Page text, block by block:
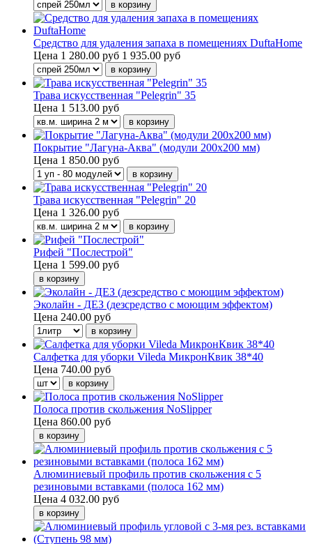
Средство для удаления запаха в помещениях DuftaHome
Цена 1 280.00 руб 1 935.00 руб
Трава искусственная "Pelegrin" 35
Цена 1 513.00 руб
Покрытие "Лагуна-Аква" (модули 200х200 мм)
Цена 1 850.00 руб
Трава искусственная "Pelegrin" 20
Цена 1 326.00 руб
Рифей "Послестрой"
Цена 1 599.00 руб
Эколайн - ДЕЗ (дезсредство с моющим эффектом)
Цена 240.00 руб
Салфетка для уборки Vileda МикронКвик 38*40
Цена 740.00 руб
Полоса против скольжения NoSlipper
Цена 860.00 руб
Алюминиевый профиль против скольжения с 5
резиновыми вставками (полоса 162 мм)
Цена 4 032.00 руб